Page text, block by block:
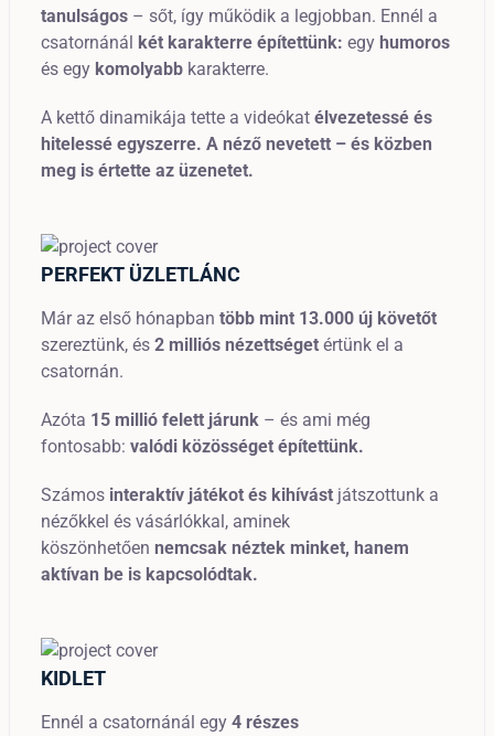
tanulságos – sőt, így működik a legjobban. Ennél a
csatornánál
két karakterre építettünk: egy humoros
és egy komolyabb karakterre.
A kettő dinamikája tette a videókat élvezetessé és
hitelessé egyszerre. A néző nevetett – és közben
meg is értette az üzenetet.
PERFEKT ÜZLETLÁNC
Már az első hónapban több mint 13.000 új követőt
szereztünk, és 2 milliós nézettséget értünk el a
csatornán.
Azóta 15 millió felett járunk – és ami még
fontosabb: valódi közösséget építettünk.
Számos interaktív játékot és kihívást játszottunk a
nézőkkel és vásárlókkal, aminek
köszönhetően nemcsak néztek minket, hanem
aktívan be is kapcsolódtak.
KIDLET
Ennél a csatornánál egy 4 részes